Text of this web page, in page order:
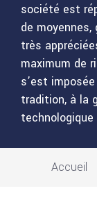
société est
de
très
maximum de
s’est
tradition, à la
Accueil